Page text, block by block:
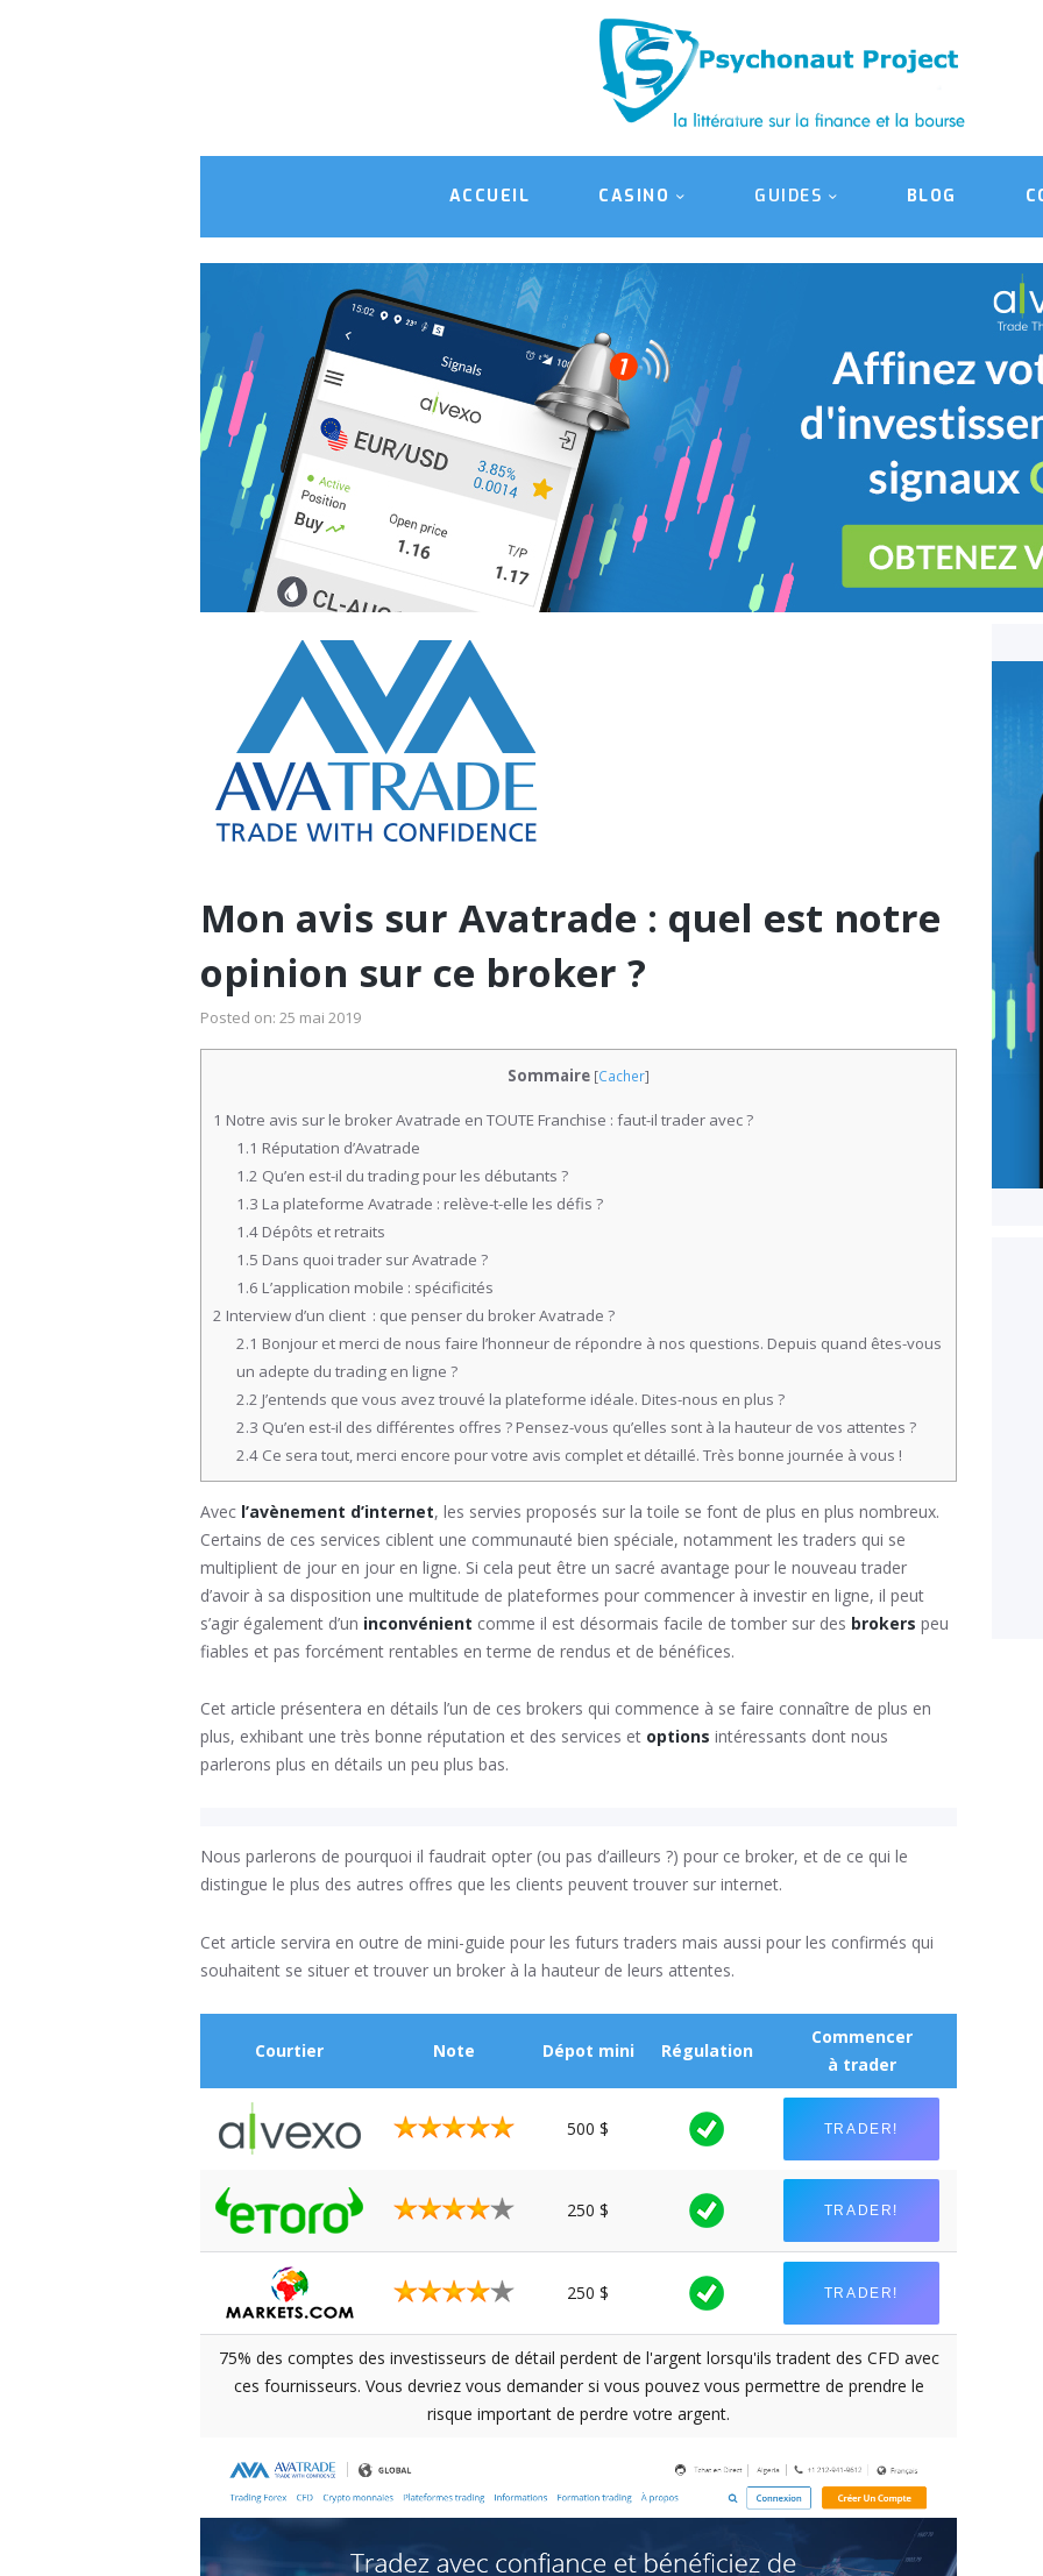
ACCUEIL CASINO GUIDES BLOG
ACCUEIL
CASINO
GUIDES
BLOG
CONTACT
Mon avis sur Avatrade : quel est notre
opinion sur ce broker ?
Posted on: 25 mai 2019
Sommaire [Cacher]
1 Notre avis sur le broker Avatrade en TOUTE Franchise : faut-il trader avec ?
1.1 Réputation d’Avatrade
1.2 Qu’en est-il du trading pour les débutants ?
1.3 La plateforme Avatrade : relève-t-elle les défis ?
1.4Dépôts et retraits
1.5 Dans quoi trader sur Avatrade ?
1.6 L’application mobile : spécificités
2 Interview d’un client : que penser du broker Avatrade ?
2.1 Bonjour et merci de nous faire l’honneur de répondre à nos questions. Depuis quand êtes-vous
un adepte du trading en ligne ?
2.2 J’entends que vous avez trouvé la plateforme idéale. Dites-nous en plus ?
2.3 Qu’en est-il des différentes offres ? Pensez-vous qu’elles sont à la hauteur de vos attentes ?
2.4Ce sera tout, merci encore pour votre avis complet et détaillé. Très bonne journée à vous !
Avec l’avènement d’internet, les servies proposés sur la toile se font de plus en plus nombreux.
Certains de ces services ciblent une communauté bien spéciale, notamment les traders qui se
multiplient de jour en jour en ligne. Si cela peut être un sacré avantage pour le nouveau trader
d’avoir à sa disposition une multitude de plateformes pour commencer à investir en ligne, il peut
s’agir également d’un inconvénient comme il est désormais facile de tomber sur des brokers peu
fiables et pas forcément rentables en terme de rendus et de bénéfices.
Cet article présentera en détails l’un de ces brokers qui commence à se faire connaître de plus en
plus, exhibant une très bonne réputation et des services et options intéressants dont nous
parlerons plus en détails un peu plus bas.
Nous parlerons de pourquoi il faudrait opter (ou pas d’ailleurs ?) pour ce broker, et de ce qui le
distingue le plus des autres offres que les clients peuvent trouver sur internet.
Cet article servira en outre de mini-guide pour les futurs traders mais aussi pour les confirmés qui
souhaitent se situer et trouver un broker à la hauteur de leurs attentes.
Courtier Note Dépot mini Régulation
Commencer
à trader
500 $ TRADER!
250 $ TRADER!
250 $ TRADER!
75% des comptes des investisseurs de détail perdent de l'argent lorsqu'ils tradent des CFD avec
ces fournisseurs. Vous devriez vous demander si vous pouvez vous permettre de prendre le
risque important de perdre votre argent.